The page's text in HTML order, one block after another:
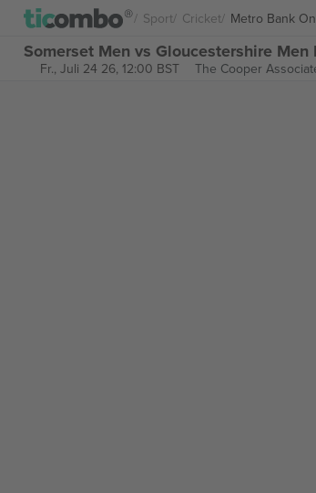
Sport Cricket Metro Bank
Somerset Men vs Gloucestershire
Fr., Juli 24 26, 12:00 BST The Cooper